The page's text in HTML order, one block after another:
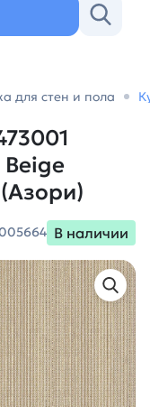
для стен и пола
В наличии